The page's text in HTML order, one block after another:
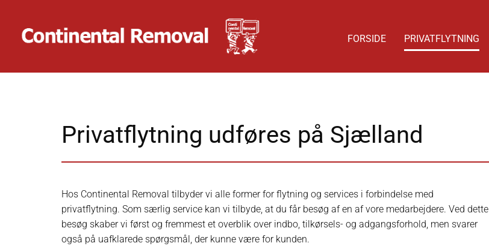
FORSIDE PRIVATFLYTNING
Privatflytning udføres på Sjælland
Hos Continental Removal tilbyder vi alle former for flytning og services i forbindelse med
privatflytning. Som særlig service kan vi tilbyde, at du får besøg af en af vore medarbejdere. Ved dette
besøg skaber vi først og fremmest et overblik over indbo, tilkørsels- og adgangsforhold, men svarer
også på uafklarede spørgsmål, der kunne være for kunden.